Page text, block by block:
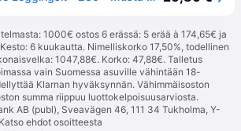
1000€ ostos 6 erässä: 5 erää à 174,65€ ja
6 kuukautta. Nimelliskorko 17,50%, todellinen
1047,88€. Korko: 47,88€. Talletus
vain Suomessa asuville vähintään 18-
Klarnan hyväksynnän. Vähimmäisoston
summa riippuu luottokelpoisuusarviosta.
AB (publ), Sveavägen 46, 111 34 Tukholma, Y-
ehdot osoitteesta